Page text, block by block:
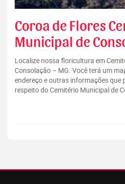
Coroa de Flores
Municipal de
Localize nossa floricultura em
Consolação – MG. Você terá um
endereço e outras informações que
respeito do Cemitério Municipal de